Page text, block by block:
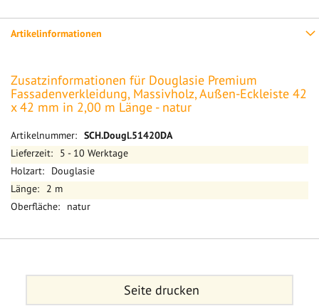
Artikelinformationen
Zusatzinformationen für Douglasie Premium
Fassadenverkleidung, Massivholz, Außen-Eckleiste 42
x 42 mm in 2,00 m Länge - natur
Mehr
Informationen
SCH.Dougl.51420DA
5 - 10 Werktage
Douglasie
2 m
natur
Seite drucken